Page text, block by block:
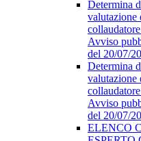
Determina
valutazione
Avviso
del 20/07/
Determina
valutazione
Avviso
del 20/07/
ELENCO